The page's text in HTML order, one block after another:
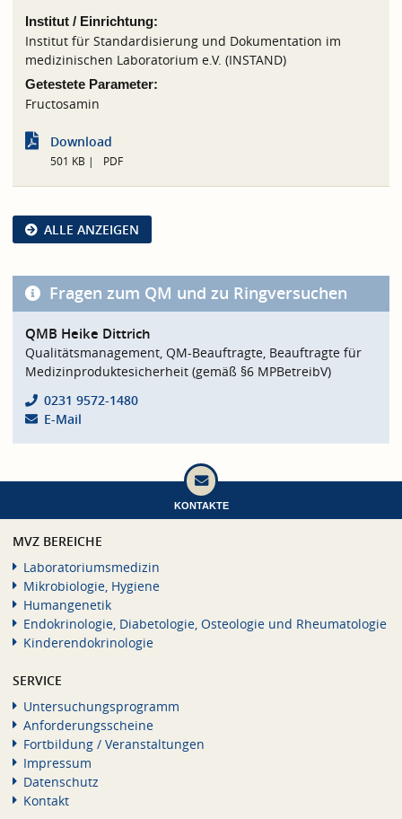
Institut / Einrichtung:
Institut für Standardisierung und Dokumentation im
medizinischen Laboratorium e.V. (INSTAND)
Getestete Parameter:
Fructosamin
Download
501 KB PDF
ALLE ANZEIGEN
Fragen zum QM und zu Ringversuchen
QMB Heike Dittrich
Qualitätsmanagement, QM-Beauftragte, Beauftragte für
Medizinproduktesicherheit (gemäß §6 MPBetreibV)
0231 9572-1480
E-Mail
KONTAKTE
MVZ BEREICHE
Laboratoriumsmedizin
Mikrobiologie, Hygiene
Humangenetik
Endokrinologie, Diabetologie, Osteologie und Rheumatologie
Kinderendokrinologie
SERVICE
Untersuchungsprogramm
Anforderungsscheine
Fortbildung / Veranstaltungen
Impressum
Datenschutz
Kontakt